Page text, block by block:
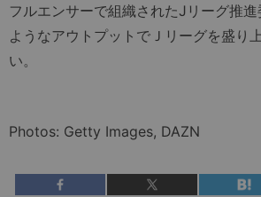
フルエンサーで組織されたJリーグ推
ようなアウトプットでＪリーグを盛り
い。
Photos: Getty Images, DAZN